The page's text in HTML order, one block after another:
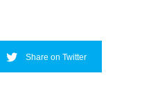
Share on Twitter